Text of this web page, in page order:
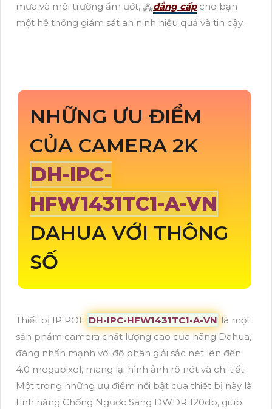
mưa và môi trường ẩm ướt, ⁂đẳng cấpcho bạn
một hệ thống giám sát an ninh hiệu quả và tin cậy.
NHỮNG ƯU ĐIỂM
CỦA CAMERA 2K
DH-IPC-
HFW1431TC1-A-VN
DAHUA VỚI THÔNG
SỐ
Thiết bị IP POE DH-IPC-HFW1431TC1-A-VN là một
sản phẩm camera chất lượng cao của hãng Dahua,
đáng nhấn mạnh với độ phân giải sắc nét lên đến
4.0 megapixel, mang lại hình ảnh rõ nét và chi tiết.
Một trong những ưu điểm nổi bật của thiết bị này là
tính năng Chống Ngược Sáng DWDR 120db, giúp